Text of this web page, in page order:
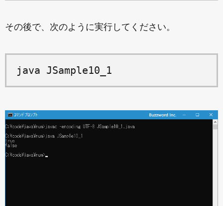
その後で、次のように実行してください。
java JSample10_1